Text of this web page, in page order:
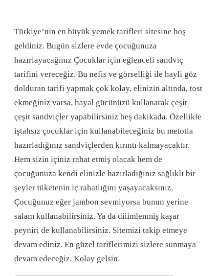
Türkiye’nin en büyük yemek tarifleri sitesine hoş
geldiniz. Bugün sizlere evde çocuğunuza
hazırlayacağınız Çocuklar için eğlenceli sandviç
tarifini vereceğiz. Bu nefis ve görselliği ile hayli göz
dolduran tarifi yapmak çok kolay, elinizin altında, tost
ekmeğiniz varsa, hayal gücünüzü kullanarak çeşit
çeşit sandviçler yapabilirsiniz beş dakikada. Özellikle
iştahsız çocuklar için kullanabileceğiniz bu metotla
hazırladığınız sandviçlerden kırıntı kalmayacaktır.
Hem sizin içiniz rahat etmiş olacak hem de
çocuğunuza kendi elinizle hazırladığınız sağlıklı bir
şeyler tüketenin iç rahatlığını yaşayacaksınız.
Çocuğunuz eğer jambon sevmiyorsa bunun yerine
salam kullanabilirsiniz. Ya da dilimlenmiş kaşar
peyniri de kullanabilirsiniz. Sitemizi takip etmeye
devam ediniz. En güzel tariflerimizi sizlere sunmaya
devam edeceğiz. Kolay gelsin.